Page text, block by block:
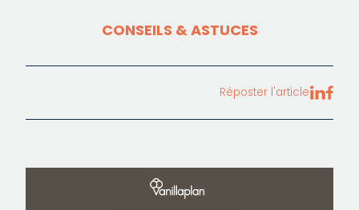
CONSEILS & ASTUCES
Réposter l'article